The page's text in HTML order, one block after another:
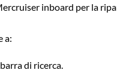
inboard per la
a:
di ricerca.